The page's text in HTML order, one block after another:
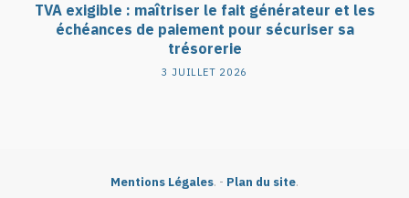
TVA exigible : maîtriser le fait générateur et les
échéances de paiement pour sécuriser sa
trésorerie
3 JUILLET 2026
Mentions Légales. - Plan du site.